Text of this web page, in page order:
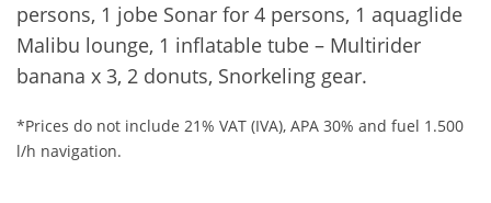
persons, 1 jobe Sonar for 4 persons, 1 aquaglide
Malibu lounge, 1 inflatable tube – Multirider
banana x 3, 2 donuts, Snorkeling gear.
*Prices do not include 21% VAT (IVA), APA 30% and fuel 1.500
l/h navigation.